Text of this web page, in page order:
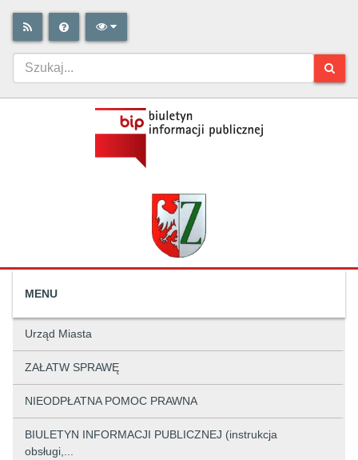
MENU
Urząd Miasta
ZAŁATW SPRAWĘ
NIEODPŁATNA POMOC PRAWNA
BIULETYN INFORMACJI PUBLICZNEJ (instrukcja
obsługi,...